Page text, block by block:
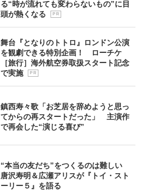
る“時が流れても変わらないもの”に目
頭が熱くなる
P R
舞台『となりのトトロ』ロンドン公演
を観劇できる特別企画！ ローチケ
［旅行］海外航空券取扱スタート記念
で実施
P R
鎮西寿々歌「お芝居を辞めようと思っ
てからの再スタートだった」 主演作
で再会した“演じる喜び”
“本当の友だち”をつくるのは難しい
唐沢寿明＆広瀬アリスが『トイ・スト
ーリー５』を語る